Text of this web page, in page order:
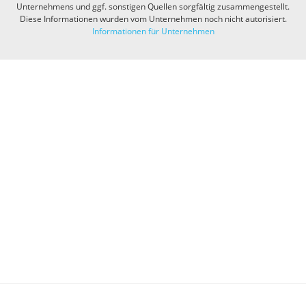
Unternehmens und ggf. sonstigen Quellen sorgfältig zusammengestellt.
Diese Informationen wurden vom Unternehmen noch nicht autorisiert.
Informationen für Unternehmen